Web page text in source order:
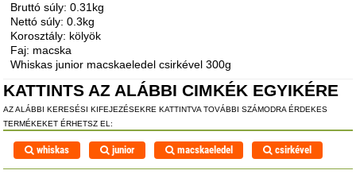
Bruttó súly: 0.31kg
Nettó súly: 0.3kg
Korosztály: kölyök
Faj: macska
Whiskas junior macskaeledel csirkével 300g
KATTINTS AZ ALÁBBI CIMKÉK EGYIKÉRE
AZ ALÁBBI KERESÉSI KIFEJEZÉSEKRE KATTINTVA TOVÁBBI SZÁMODRA ÉRDEKES
TERMÉKEKET ÉRHETSZ EL:
whiskas junior macskaeledel csirkével